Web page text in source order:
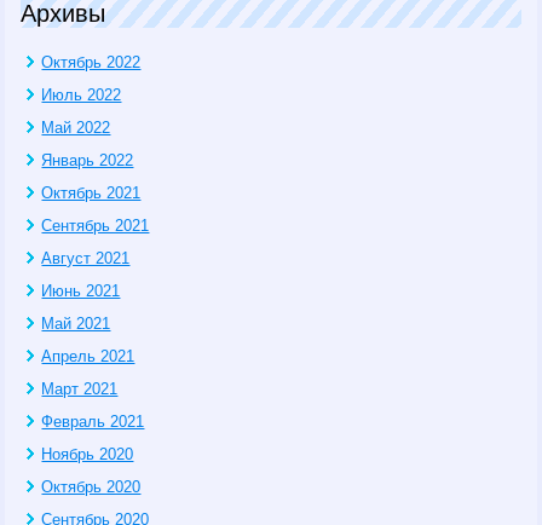
Архивы
Октябрь 2022
Июль 2022
Май 2022
Январь 2022
Октябрь 2021
Сентябрь 2021
Август 2021
Июнь 2021
Май 2021
Апрель 2021
Март 2021
Февраль 2021
Ноябрь 2020
Октябрь 2020
Сентябрь 2020